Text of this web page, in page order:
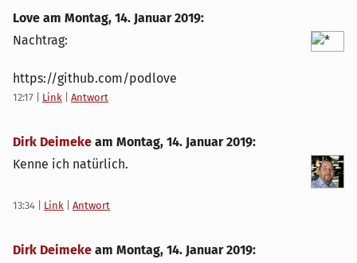
Love am Montag, 14. Januar 2019:
Nachtrag:
https://github.com/podlove
12:17 Link Antwort
Dirk Deimeke am Montag, 14. Januar 2019:
Kenne ich natürlich.
13:34 Link Antwort
Dirk Deimeke am Montag, 14. Januar 2019: